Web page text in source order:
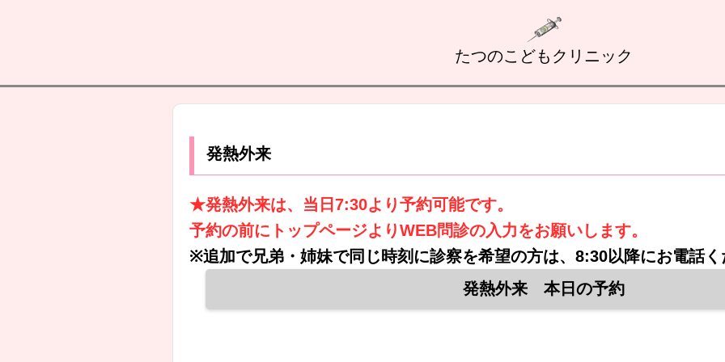
たつのこどもクリニック
発熱外来
★発熱外来は、当日7:30より予約可能です。
予約の前にトップページよりWEB問診の入力をお願いします。
※追加で兄弟・姉妹で同じ時刻に診察を希望の方は、8:30以降にお電話く
発熱外来 本日の予約